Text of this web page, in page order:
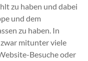
zu haben und dabei
und dem
zu haben. In
mitunter viele
Besuche oder